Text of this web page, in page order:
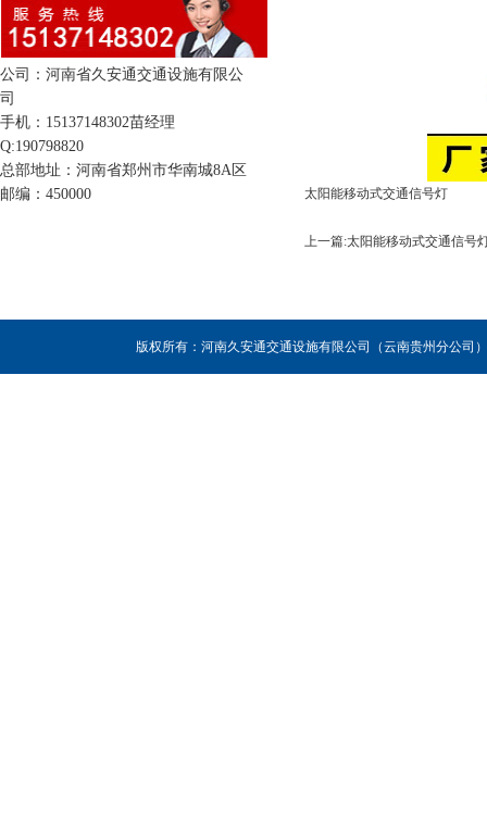
公司：河南省久安通交通设施有限公
司
手机：15137148302苗经理
Q:190798820
总部地址：河南省郑州市华南城8A区
邮编：450000
太阳能移动式交通信号灯
上一篇:太阳能移动式交通信号
版权所有：河南久安通交通设施有限公司（云南贵州分公司